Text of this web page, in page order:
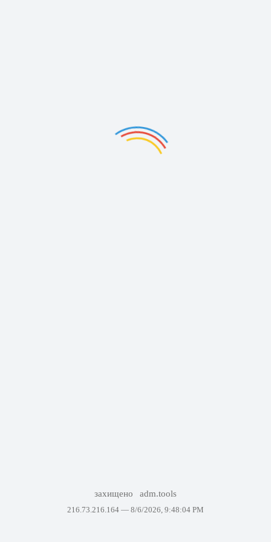
захищено adm.tools
216.73.216.164 — 8/6/2026, 9:48:04 PM